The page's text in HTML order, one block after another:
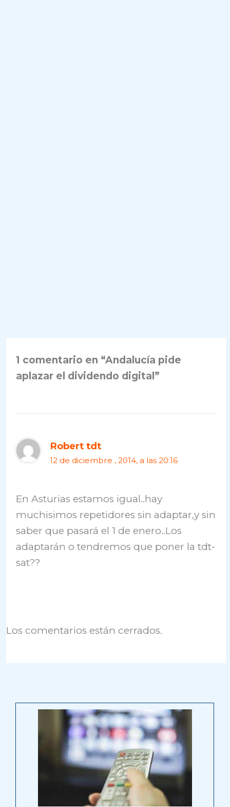
1 comentario en “Andalucía pide
aplazar el dividendo digital”
Robert tdt
12 de diciembre , 2014, a las 20:16
En Asturias estamos igual..hay
muchisimos repetidores sin adaptar,y sin
saber que pasará el 1 de enero..Los
adaptarán o tendremos que poner la tdt-
sat??
Los comentarios están cerrados.